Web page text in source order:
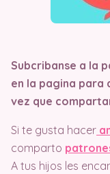
Subcribanse a la
en la pagina para
vez que
Si te gusta hacer
comparto
A tus hijos les